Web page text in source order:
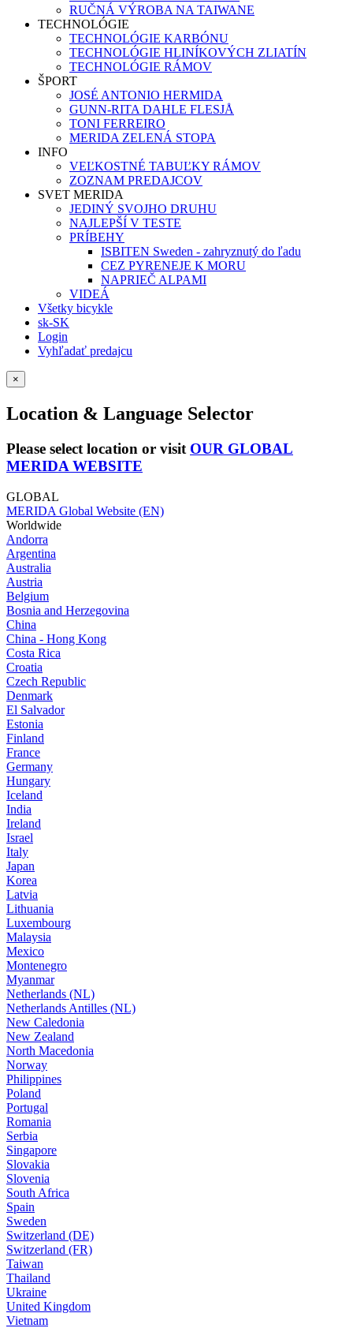
RUČNÁ VÝROBA NA TAIWANE
TECHNOLÓGIE
TECHNOLÓGIE KARBÓNU
TECHNOLÓGIE HLINÍKOVÝCH ZLIATÍN
TECHNOLÓGIE RÁMOV
ŠPORT
JOSÉ ANTONIO HERMIDA
GUNN-RITA DAHLE FLESJÅ
TONI FERREIRO
MERIDA ZELENÁ STOPA
INFO
VEĽKOSTNÉ TABUĽKY RÁMOV
ZOZNAM PREDAJCOV
SVET MERIDA
JEDINÝ SVOJHO DRUHU
NAJLEPŠÍ V TESTE
PRÍBEHY
ISBITEN Sweden - zahryznutý do ľadu
CEZ PYRENEJE K MORU
NAPRIEČ ALPAMI
VIDEÁ
Všetky bicykle
sk-SK
Login
Vyhľadať predajcu
×
Location & Language Selector
Please select location or visit OUR GLOBAL
MERIDA WEBSITE
GLOBAL
MERIDA Global Website (EN)
Worldwide
Andorra
Argentina
Australia
Austria
Belgium
Bosnia and Herzegovina
China
China - Hong Kong
Costa Rica
Croatia
Czech Republic
Denmark
El Salvador
Estonia
Finland
France
Germany
Hungary
Iceland
India
Ireland
Israel
Italy
Japan
Korea
Latvia
Lithuania
Luxembourg
Malaysia
Mexico
Montenegro
Myanmar
Netherlands (NL)
Netherlands Antilles (NL)
New Caledonia
New Zealand
North Macedonia
Norway
Philippines
Poland
Portugal
Romania
Serbia
Singapore
Slovakia
Slovenia
South Africa
Spain
Sweden
Switzerland (DE)
Switzerland (FR)
Taiwan
Thailand
Ukraine
United Kingdom
Vietnam